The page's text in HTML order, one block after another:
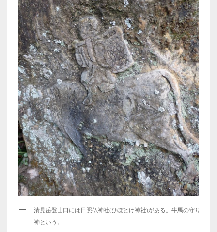
清見岳登山口には日照仏神社(ひぼとけ神社)がある。牛馬の守り
神という。